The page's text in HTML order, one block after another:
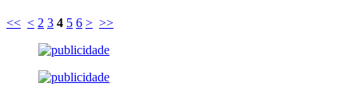
<< < 2 3 4 5 6 > >>